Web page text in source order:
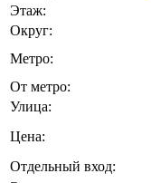
Этаж:
Округ:
Метро:
От метро:
Улица:
Цена:
Отдельный вход: